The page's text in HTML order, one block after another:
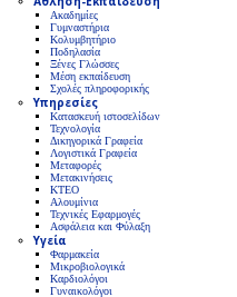
Ακαδημίες
Γυμναστήρια
Κολυμβητήριο
Ποδηλασία
Ξένες Γλώσσες
Μέση εκπαίδευση
Σχολές πληροφορικής
Υπηρεσίες
Κατασκευή ιστοσελίδων
Τεχνολογία
Δικηγορικά Γραφεία
Λογιστικά Γραφεία
Μεταφορές
Μετακινήσεις
ΚΤΕΟ
Αλουμίνια
Τεχνικές Εφαρμογές
Ασφάλεια και Φύλαξη
Υγεία
Φαρμακεία
Μικροβιολογικά
Καρδιολόγοι
Γυναικολόγοι